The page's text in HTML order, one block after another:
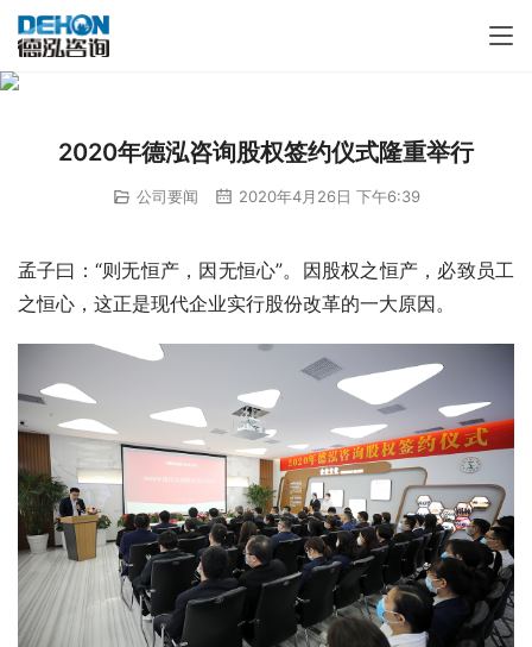
2020年德泓咨询股权签约仪式隆重举行
公司要闻 2020年4月26日 下午6:39
孟子曰：“则无恒产，因无恒心”。因股权之恒产，必致员工
之恒心，这正是现代企业实行股份改革的一大原因。